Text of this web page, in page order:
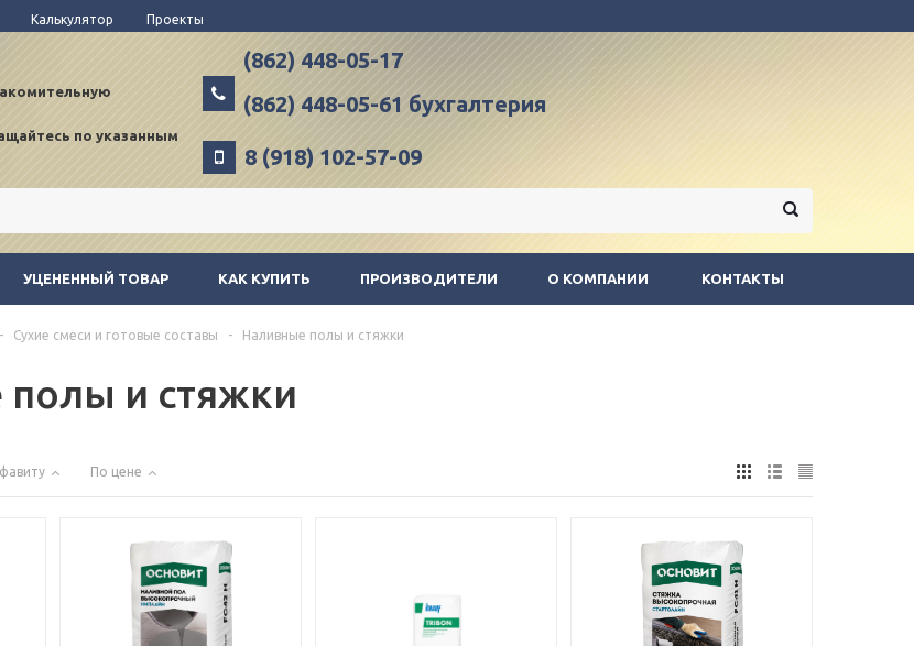
Калькулятор Проекты
по указанным
(862) 448-05-17
(862) 448-05-61 бухгалтерия
8 (918) 102-57-09
УЦЕНЕННЫЙ ТОВАР КАК КУПИТЬ ПРОИЗВОДИТЕЛИ О КОМПАНИИ КОНТАКТЫ
- Сухие смеси и готовые составы - Наливные полы и стяжки
и стяжки
По цене